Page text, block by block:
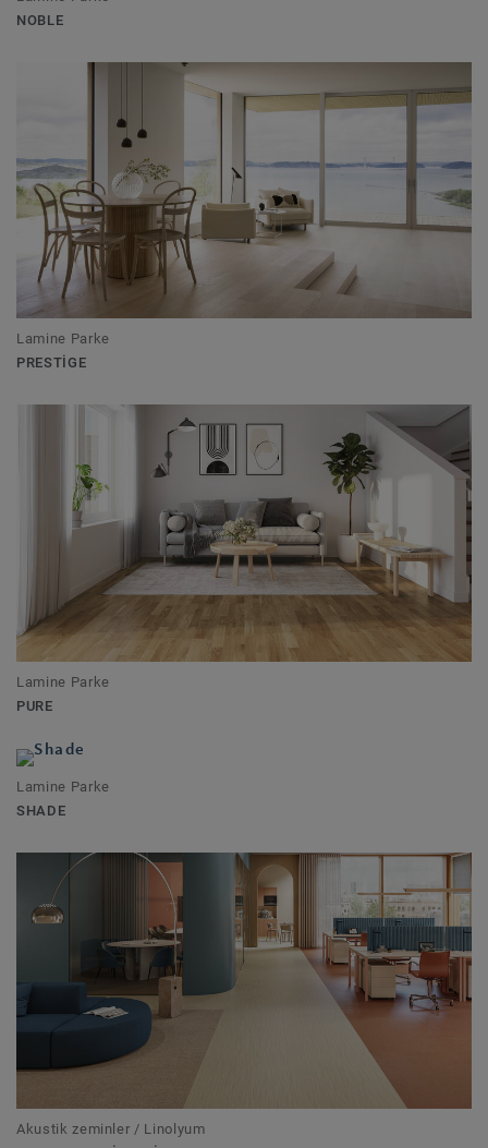
NOBLE
Lamine Parke
PRESTIGE
Lamine Parke
PURE
Lamine Parke
SHADE
Akustik zeminler / Linolyum